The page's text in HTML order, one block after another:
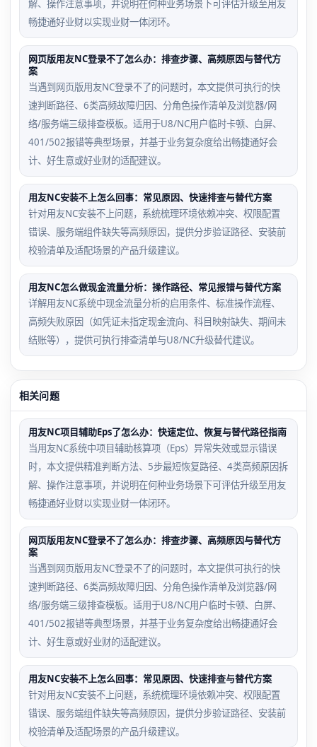
解、操作注意事项，并说明在何种业务场景下可评估升级至用友
畅捷通好业财以实现业财一体闭环。
网页版用友NC登录不了怎么办：排查步骤、高频原因与替代方
案
当遇到网页版用友NC登录不了的问题时，本文提供可执行的快
速判断路径、6类高频故障归因、分角色操作清单及浏览器/网
络/服务端三级排查模板。适用于U8/NC用户临时卡顿、白屏、
401/502报错等典型场景，并基于业务复杂度给出畅捷通好会
计、好生意或好业财的适配建议。
用友NC安装不上怎么回事：常见原因、快速排查与替代方案
针对用友NC安装不上问题，系统梳理环境依赖冲突、权限配置
错误、服务端组件缺失等高频原因，提供分步验证路径、安装前
校验清单及适配场景的产品升级建议。
用友NC怎么做现金流量分析：操作路径、常见报错与替代方案
详解用友NC系统中现金流量分析的启用条件、标准操作流程、
高频失败原因（如凭证未指定现金流向、科目映射缺失、期间未
结账等），提供可执行排查清单与U8/NC升级替代建议。
相关问题
用友NC项目辅助Eps了怎么办：快速定位、恢复与替代路径指南
当用友NC系统中项目辅助核算项（Eps）异常失效或显示错误
时，本文提供精准判断方法、5步最短恢复路径、4类高频原因拆
解、操作注意事项，并说明在何种业务场景下可评估升级至用友
畅捷通好业财以实现业财一体闭环。
网页版用友NC登录不了怎么办：排查步骤、高频原因与替代方
案
当遇到网页版用友NC登录不了的问题时，本文提供可执行的快
速判断路径、6类高频故障归因、分角色操作清单及浏览器/网
络/服务端三级排查模板。适用于U8/NC用户临时卡顿、白屏、
401/502报错等典型场景，并基于业务复杂度给出畅捷通好会
计、好生意或好业财的适配建议。
用友NC安装不上怎么回事：常见原因、快速排查与替代方案
针对用友NC安装不上问题，系统梳理环境依赖冲突、权限配置
错误、服务端组件缺失等高频原因，提供分步验证路径、安装前
校验清单及适配场景的产品升级建议。